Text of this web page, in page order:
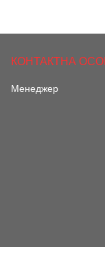
Менеджер